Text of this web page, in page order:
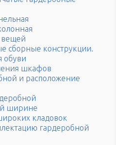
вещей
сборные конструкции.
обуви
шкафов
и расположение
ширине
кладовок
гардеробной